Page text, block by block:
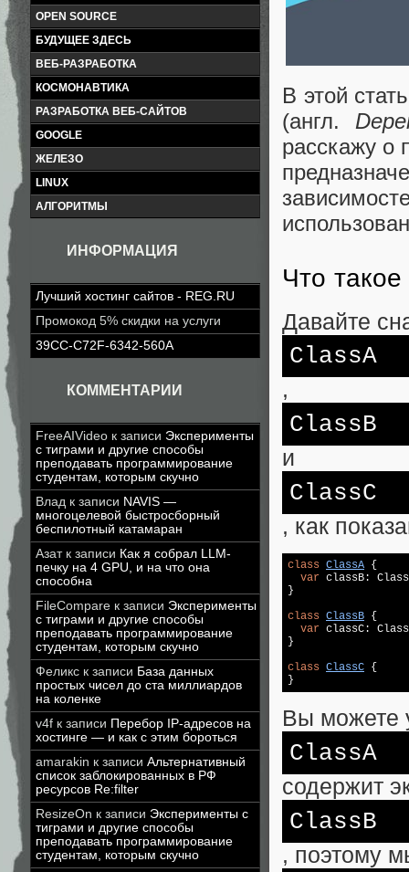
OPEN SOURCE
БУДУЩЕЕ ЗДЕСЬ
ВЕБ-РАЗРАБОТКА
КОСМОНАВТИКА
РАЗРАБОТКА ВЕБ-САЙТОВ
GOOGLE
ЖЕЛЕЗО
LINUX
АЛГОРИТМЫ
ИНФОРМАЦИЯ
Лучший хостинг сайтов - REG.RU
Промокод 5% скидки на услуги
39CC-C72F-6342-560A
КОММЕНТАРИИ
FreeAIVideo к записи Эксперименты
с тиграми и другие способы
преподавать программирование
студентам, которым скучно
Влад к записи NAVIS —
многоцелевой быстросборный
беспилотный катамаран
Азатк записи Как я собрал LLM-
печку на 4 GPU, и на что она
способна
FileCompare к записи Эксперименты
с тиграми и другие способы
преподавать программирование
студентам, которым скучно
Феликс к записи База данных
простых чисел до ста миллиардов
на коленке
v4f к записи Перебор IP-адресов на
хостинге — и как с этим бороться
amarakin к записи Альтернативный
список заблокированных в РФ
ресурсов Re:filter
ResizeOn к записи Эксперименты с
тиграми и другие способы
преподавать программирование
студентам, которым скучно
В этой
(англ.
расскажу о
Что
Давайте
ClassA
,
ClassB
и
ClassC
, как
class ClassA {
var classB:
}
class ClassB {
var classC:
}
class ClassC {
}
Вы можете
ClassA
содержит
ClassB
, поэтому